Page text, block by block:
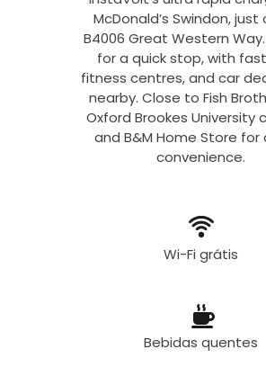
McDonald’s Swindon,
B4006 Great Western
for a quick stop, with
fitness centres, and car
nearby. Close to Fish
Oxford Brookes University
and B&M Home Store for
convenience.
Wi-Fi grátis
Bebidas quentes